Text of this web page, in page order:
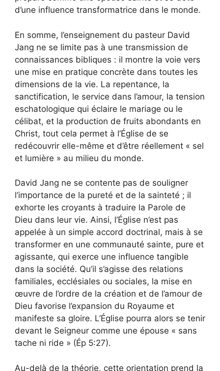
d’une influence transformatrice dans le monde.
En somme, l’enseignement du pasteur David
Jang ne se limite pas à une transmission de
connaissances bibliques : il montre la voie vers
une mise en pratique concrète dans toutes les
dimensions de la vie. La repentance, la
sanctification, le service dans l’amour, la tension
eschatologique qui éclaire le mariage ou le
célibat, et la production de fruits abondants en
Christ, tout cela permet à l’Église de se
redécouvrir elle-même et d’être réellement « sel
et lumière » au milieu du monde.
David Jang ne se contente pas de souligner
l’importance de la pureté et de la sainteté ; il
exhorte les croyants à traduire la Parole de
Dieu dans leur vie. Ainsi, l’Église n’est pas
appelée à un simple accord doctrinal, mais à se
transformer en une communauté sainte, pure et
agissante, qui exerce une influence tangible
dans la société. Qu’il s’agisse des relations
familiales, ecclésiales ou sociales, la mise en
œuvre de l’ordre de la création et de l’amour de
Dieu favorise l’expansion du Royaume et
manifeste sa gloire. L’Église pourra alors se tenir
devant le Seigneur comme une épouse « sans
tache ni ride » (Ép 5:27).
Au-delà de la théorie, cette orientation prend la